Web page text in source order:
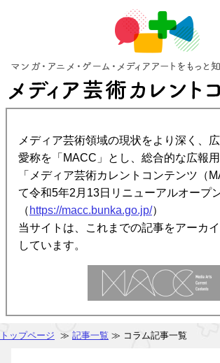
メディア芸術領域の現状をより深く、
愛称を「MACC」とし、総合的な広報
「メディア芸術カレントコンテンツ（
て令和5年2月13日リニューアルオープ
（ https://macc.bunka.go.jp/）
当サイトは、これまでの記事をアーカ
しています。
トップページ ≫ 記事一覧 ≫ コラム記事一覧